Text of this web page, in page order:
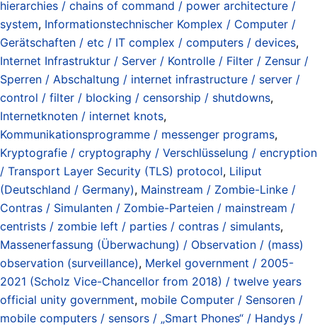
hierarchies / chains of command / power architecture /
system, Informationstechnischer Komplex / Computer /
Gerätschaften / etc / IT complex / computers / devices,
Internet Infrastruktur / Server / Kontrolle / Filter / Zensur /
Sperren / Abschaltung / internet infrastructure / server /
control / filter / blocking / censorship / shutdowns,
Internetknoten / internet knots,
Kommunikationsprogramme / messenger programs,
Kryptografie / cryptography / Verschlüsselung / encryption
/ Transport Layer Security (TLS) protocol, Liliput
(Deutschland / Germany), Mainstream / Zombie-Linke /
Contras / Simulanten / Zombie-Parteien / mainstream /
centrists / zombie left / parties / contras / simulants,
Massenerfassung (Überwachung) / Observation / (mass)
observation (surveillance), Merkel government / 2005-
2021 (Scholz Vice-Chancellor from 2018) / twelve years
official unity government, mobile Computer / Sensoren /
mobile computers / sensors / „Smart Phones“ / Handys /